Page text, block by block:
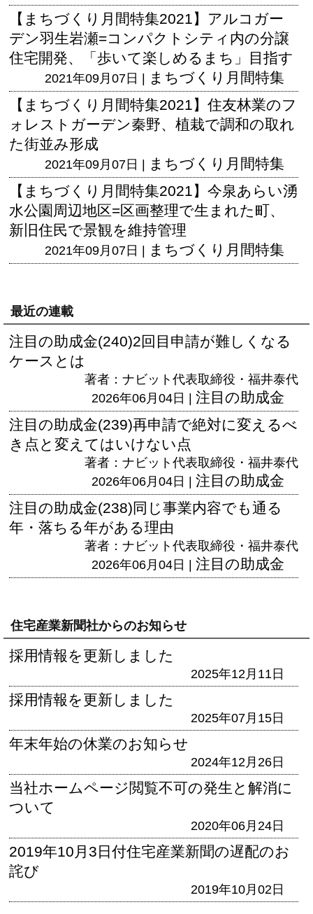
【まちづくり月間特集2021】アルコガー
デン羽生岩瀬=コンパクトシティ内の分譲
住宅開発、「歩いて楽しめるまち」目指す
2021年09月07日 |
まちづくり月間特集
【まちづくり月間特集2021】住友林業のフ
ォレストガーデン秦野、植栽で調和の取れ
た街並み形成
2021年09月07日 |
まちづくり月間特集
【まちづくり月間特集2021】今泉あらい湧
水公園周辺地区=区画整理で生まれた町、
新旧住民で景観を維持管理
2021年09月07日 | まちづくり月間特集
最近の連載
注目の助成金(240)2回目申請が難しくなる
ケースとは
著者：ナビット代表取締役・福井泰代
2026年06月04日 | 注目の助成金
注目の助成金(239)再申請で絶対に変えるべ
き点と変えてはいけない点
著者：ナビット代表取締役・福井泰代
2026年06月04日 | 注目の助成金
注目の助成金(238)同じ事業内容でも通る
年・落ちる年がある理由
著者：ナビット代表取締役・福井泰代
2026年06月04日 | 注目の助成金
住宅産業新聞社からのお知らせ
採用情報を更新しました
2025年12月11日
採用情報を更新しました
2025年07月15日
年末年始の休業のお知らせ
2024年12月26日
当社ホームページ閲覧不可の発生と解消に
ついて
2020年06月24日
2019年10月3日付住宅産業新聞の遅配のお
詫び
2019年10月02日